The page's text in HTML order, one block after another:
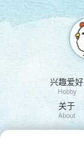
兴趣爱好
Hobby
关于
About